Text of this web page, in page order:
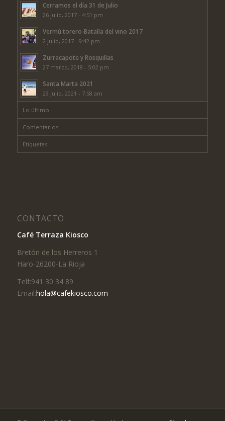
Cerramos el día 31 de Julio
26 julio, 2017 - 4:51 pm
Vermú torero-Batalla del vino 2017
2 julio, 2017 - 9:42 pm
Zurracapote y Rosquillas
27 marzo, 2018 - 5:02 pm
Santa Marta 2021
29 julio, 2021 - 7:58 am
Lo último
Comentarios
Etiquetas
CONTACTO
Café Terraza Kiosco
Bretón de los Herreros 1
Haro-26200-La Rioja
Telf:941 30 34 89
Email:hola@cafekiosco.com